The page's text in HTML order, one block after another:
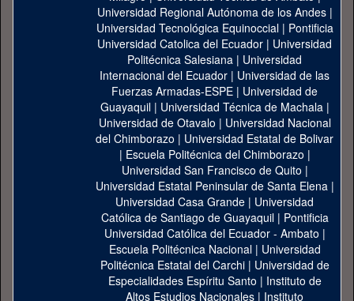
Universidad Regional Autónoma de los Andes|
Universidad Tecnológica Equinoccial| Pontificia
Universidad Catolica del Ecuador | Universidad
Politécnica Salesiana | Universidad
Internacional del Ecuador | Universidad de las
Fuerzas Armadas-ESPE | Universidad de
Guayaquil| Universidad Técnica de Machala|
Universidad de Otavalo | Universidad Nacional
del Chimborazo | Universidad Estatal de Bolivar
| Escuela Politécnica del Chimborazo |
Universidad San Francisco de Quito |
Universidad Estatal Peninsular de Santa Elena|
Universidad Casa Grande | Universidad
Católica de Santiago de Guayaquil| Pontificia
Universidad Católica del Ecuador - Ambato |
Escuela Politécnica Nacional| Universidad
Politécnica Estatal del Carchi| Universidad de
Especialidades Espíritu Santo | Instituto de
Altos Estudios Nacionales | Instituto